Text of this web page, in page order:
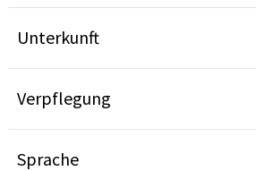
Unterkunft
Verpflegung
Sprache